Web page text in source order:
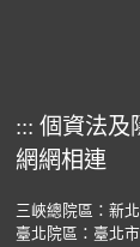
::: 個資法及
網網相連
三峽總院區：新
臺北院區：臺北